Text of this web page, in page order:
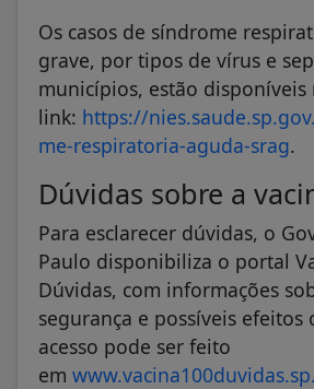
Os casos de síndrome
grave, por tipos de vírus e
municípios, estão disponíveis
link: https://
me-respiratoria-aguda-srag.
Dúvidas sobre a
Para esclarecer dúvidas, o
Paulo disponibiliza o portal
Dúvidas, com informações
segurança e possíveis efeitos
acesso pode ser feito
em